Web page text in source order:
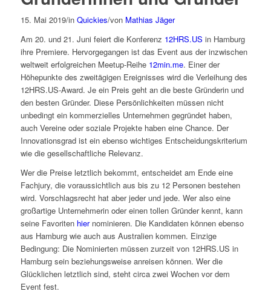
15. Mai 2019/in Quickies/von Mathias Jäger
Am 20. und 21. Juni feiert die Konferenz 12HRS.US in Hamburg
ihre Premiere. Hervorgegangen ist das Event aus der inzwischen
weltweit erfolgreichen Meetup-Reihe 12min.me. Einer der
Höhepunkte des zweitägigen Ereignisses wird die Verleihung des
12HRS.US-Award. Je ein Preis geht an die beste Gründerin und
den besten Gründer. Diese Persönlichkeiten müssen nicht
unbedingt ein kommerzielles Unternehmen gegründet haben,
auch Vereine oder soziale Projekte haben eine Chance. Der
Innovationsgrad ist ein ebenso wichtiges Entscheidungskriterium
wie die gesellschaftliche Relevanz.
Wer die Preise letztlich bekommt, entscheidet am Ende eine
Fachjury, die voraussichtlich aus bis zu 12 Personen bestehen
wird. Vorschlagsrecht hat aber jeder und jede. Wer also eine
großartige Unternehmerin oder einen tollen Gründer kennt, kann
seine Favoriten hiernominieren. Die Kandidaten können ebenso
aus Hamburg wie auch aus Australien kommen. Einzige
Bedingung: Die Nominierten müssen zurzeit von 12HRS.US in
Hamburg sein beziehungsweise anreisen können. Wer die
Glücklichen letztlich sind, steht circa zwei Wochen vor dem
Event fest.